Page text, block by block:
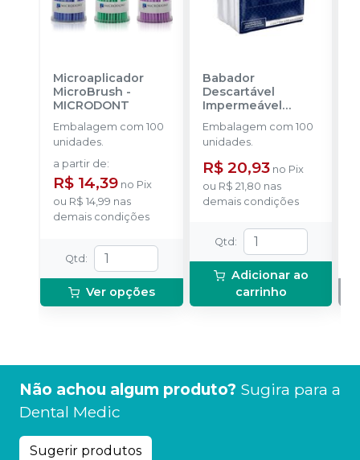
Microaplicador
MicroBrush -
MICRODONT
Embalagem com 100
unidades.
a partir de:
R$ 14,39 no Pix
ou R$ 14,99 nas
demais condições
Qtd :
Ver opções
Babador
Descartável
Impermeável
Branco
Embalagem com 100
unidades.
R$ 20,93 no Pix
ou R$ 21,80 nas
demais condições
Qtd :
Adicionar ao
carrinho
Não achou algum produto? Sugira para a
Dental Medic
Sugerir produtos